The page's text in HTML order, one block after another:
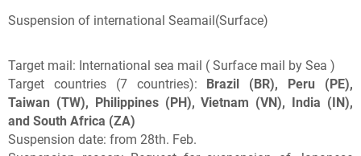
Suspension of international Seamail(Surface)
Target mail: International sea mail ( Surface mail by Sea )
Target countries (7 countries):
Brazil (BR), Peru (PE),
Taiwan (TW), Philippines (PH), Vietnam (VN), India (IN),
and South Africa (ZA)
Suspension date: from 28th. Feb.